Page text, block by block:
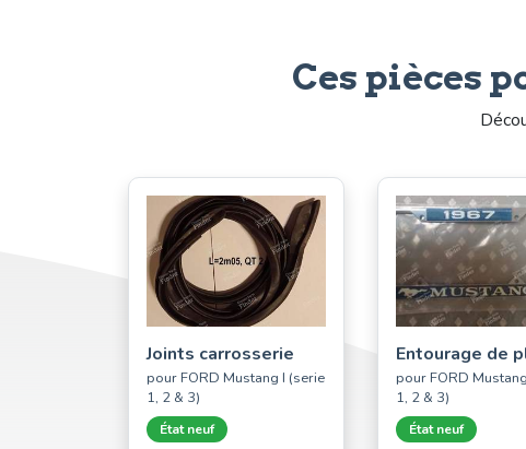
Ces pièces
Joints carrosserie
pour FORD Mustang I (serie
1, 2 & 3)
État neuf
Entourage de
pour FORD
1, 2 & 3)
État neuf